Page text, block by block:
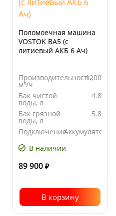
Поломоечная машина
VOSTOK BA5 (c
литиевый АКБ 6 Ач)
Производительность,
м³/ч
1200
Бак чистой
воды, л
4.8
Бак грязной
воды, л
5.8
ПодключениеАккумуляторная
В наличии
89 900 ₽
В корзину